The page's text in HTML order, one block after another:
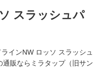
（風呂・バスルー
クステリア（外構）
案件納入事例
ショールーム
スラッシュパ
インNW ロッソ スラッシュ
販ならミラタップ（旧サン